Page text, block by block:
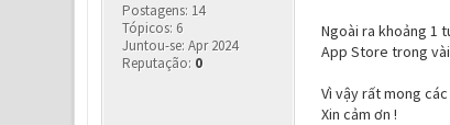
Postagens: 14
Tópicos: 6
Juntou-se: Apr 2024
Reputação: 0
Ngoài ra khoảng 1
App Store trong
Vì vậy rất mong
Xin cảm ơn !